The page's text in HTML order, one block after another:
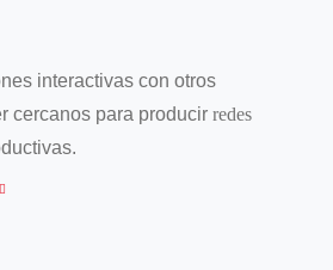
interactivas con otros
cercanos para producir redes